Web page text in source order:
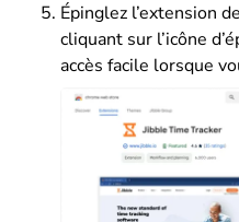
Épinglez l’extension
cliquant sur l’icône
accès facile lorsque